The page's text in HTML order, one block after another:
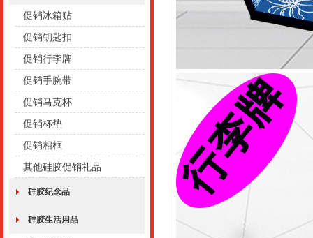
促销冰箱贴
促销钥匙扣
促销行李牌
促销手腕带
促销马克杯
促销杯垫
促销相框
其他硅胶促销礼品
硅胶纪念品
硅胶生活用品